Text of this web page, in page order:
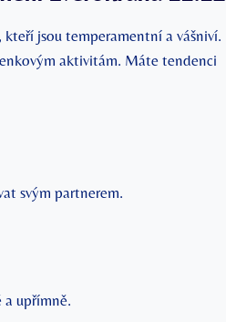
, kteří jsou temperamentní a vášniví.
aktivitám. Máte tendenci
svým partnerem.
a upřímně.